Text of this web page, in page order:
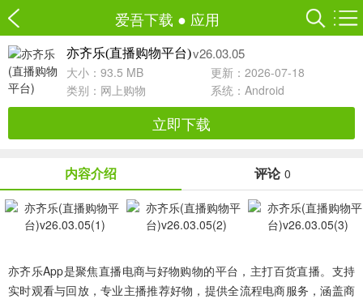
爱吾下载 ● 应用
亦齐乐(直播购物平台)v26.03.05
大小：93.5 MB
更新：2026-07-18
类别： 网上购物 系统：Android
立即下载
内容介绍 评论 0
亦齐乐App是聚焦直播电商与好物购物的平台，主打百货直播。支持
实时观看与回放，专业主播推荐好物，提供全流程电商服务，涵盖商